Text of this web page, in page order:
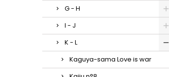
G - H
I - J
K - L
Kaguya-sama Love is war